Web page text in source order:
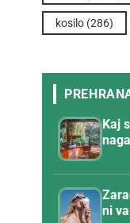
kosilo (286)
Kaj
ni